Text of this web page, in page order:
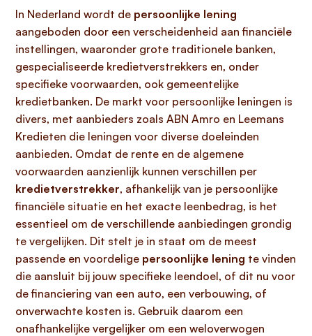
In Nederland wordt de persoonlijke lening
aangeboden door een verscheidenheid aan financiële
instellingen, waaronder grote traditionele banken,
gespecialiseerde kredietverstrekkers en, onder
specifieke voorwaarden, ook gemeentelijke
kredietbanken. De markt voor persoonlijke leningen is
divers, met aanbieders zoals ABN Amro en Leemans
Kredieten die leningen voor diverse doeleinden
aanbieden. Omdat de rente en de algemene
voorwaarden aanzienlijk kunnen verschillen per
kredietverstrekker, afhankelijk van je persoonlijke
financiële situatie en het exacte leenbedrag, is het
essentieel om de verschillende aanbiedingen grondig
te vergelijken. Dit stelt je in staat om de meest
passende en voordelige persoonlijke lening te vinden
die aansluit bij jouw specifieke leendoel, of dit nu voor
de financiering van een auto, een verbouwing, of
onverwachte kosten is. Gebruik daarom een
onafhankelijke vergelijker om een weloverwogen